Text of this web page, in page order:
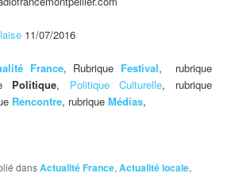
11/07/2016
France, Rubrique Festival, rubrique
Politique, Politique Culturelle, rubrique
Rencontre, rubriqueMédias,
dansActualité France,Actualité locale,